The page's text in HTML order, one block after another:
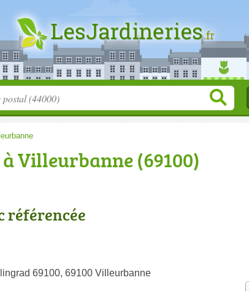
Villeurbanne (69100)
référencée
69100, 69100 Villeurbanne